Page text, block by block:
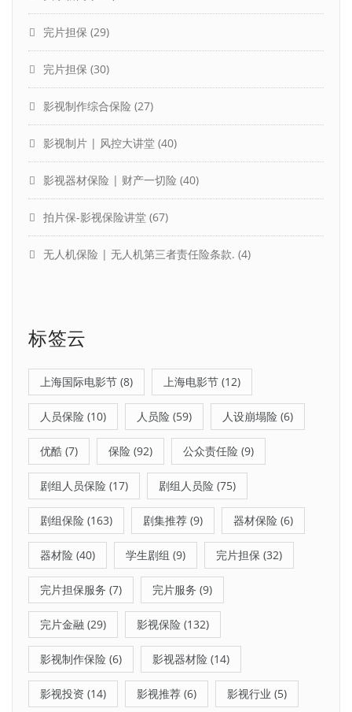
完片担保 (29)
完片担保 (30)
影视制作综合保险 (27)
影视制片 | 风控大讲堂 (40)
影视器材保险 | 财产一切险 (40)
拍片保-影视保险讲堂 (67)
无人机保险 | 无人机第三者责任险条款. (4)
标签云
上海国际电影节 (8) 上海电影节 (12)
人员保险 (10) 人员险 (59) 人设崩塌险 (6)
优酷 (7) 保险 (92) 公众责任险 (9)
剧组人员保险 (17) 剧组人员险 (75)
剧组保险 (163) 剧集推荐 (9) 器材保险 (6)
器材险 (40) 学生剧组 (9) 完片担保 (32)
完片担保服务 (7) 完片服务 (9)
完片金融 (29) 影视保险 (132)
影视制作保险 (6) 影视器材险 (14)
影视投资 (14) 影视推荐 (6) 影视行业 (5)